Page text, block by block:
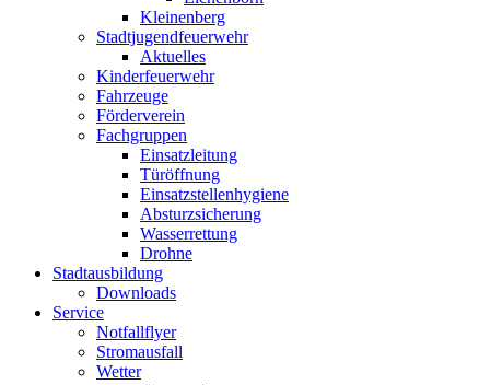
Kleinenberg
Stadtjugendfeuerwehr
Aktuelles
Kinderfeuerwehr
Fahrzeuge
Förderverein
Fachgruppen
Einsatzleitung
Türöffnung
Einsatzstellenhygiene
Absturzsicherung
Wasserrettung
Drohne
Stadtausbildung
Downloads
Service
Notfallflyer
Stromausfall
Wetter